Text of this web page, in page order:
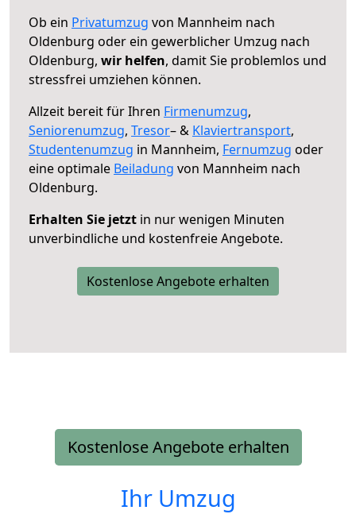
Ob ein Privatumzug von Mannheim nach
Oldenburg oder ein gewerblicher Umzug nach
Oldenburg, wir helfen, damit Sie problemlos und
stressfrei umziehen können.
Allzeit bereit für Ihren Firmenumzug,
Seniorenumzug, Tresor– & Klaviertransport,
Studentenumzug in Mannheim, Fernumzug oder
eine optimale Beiladung von Mannheim nach
Oldenburg.
Erhalten Sie jetzt in nur wenigen Minuten
unverbindliche und kostenfreie Angebote.
Kostenlose Angebote erhalten
Kostenlose Angebote erhalten
Ihr Umzug